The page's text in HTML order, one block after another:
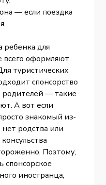
— если поездка
ребенка для
всего оформляют
туристических
спонсорство
родителей — такие
А вот если
знакомый из-
родства или
Поэтому,
иностранца,